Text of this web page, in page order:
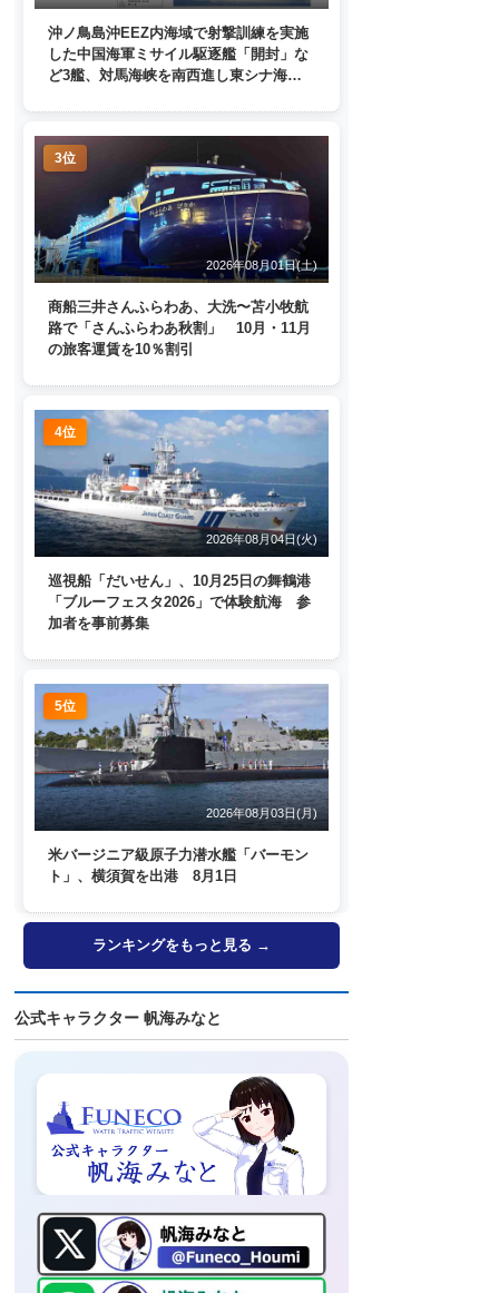
沖ノ鳥島沖EEZ内海域で射撃訓練を実施
した中国海軍ミサイル駆逐艦「開封」な
ど3艦、対馬海峡を南西進し東シナ海
3位
2026年08月01日(土)
商船三井さんふらわあ、大洗〜苫小牧航
路で「さんふらわあ秋割」 10月・11月
の旅客運賃を10％割引
4位
2026年08月04日(火)
巡視船「だいせん」、10月25日の舞鶴港
「ブルーフェスタ2026」で体験航海 参
加者を事前募集
5位
2026年08月03日(月)
米バージニア級原子力潜水艦「バーモン
ト」、横須賀を出港 8月1日
ランキングをもっと見る →
公式キャラクター 帆海みなと